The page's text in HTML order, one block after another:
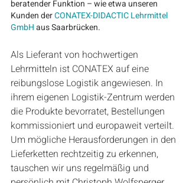
beratender Funktion – wie etwa unseren
Kunden der CONATEX-DIDACTIC Lehrmittel
GmbH aus Saarbrücken.
Als Lieferant von hochwertigen
Lehrmitteln ist CONATEX auf eine
reibungslose Logistik angewiesen. In
ihrem eigenen Logistik-Zentrum werden
die Produkte bevorratet, Bestellungen
kommissioniert und europaweit verteilt.
Um mögliche Herausforderungen in den
Lieferketten rechtzeitig zu erkennen,
tauschen wir uns regelmäßig und